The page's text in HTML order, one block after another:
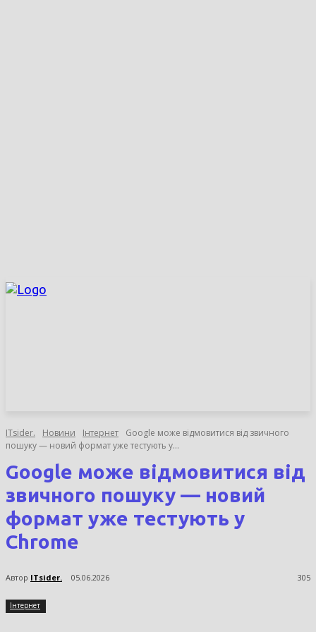
ITsider. Новини Інтернет
Google може відмовитися від звичного
пошуку — новий формат уже тестують у...
Google може відмовитися від
звичного пошуку — новий
формат уже тестують у
Chrome
Автор ITsider. 05.06.2026 305
Інтернет